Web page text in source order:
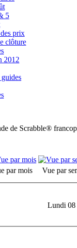
5
prix
clôture
2012
de Scrabble®
par mois Vue par
Lundi 08